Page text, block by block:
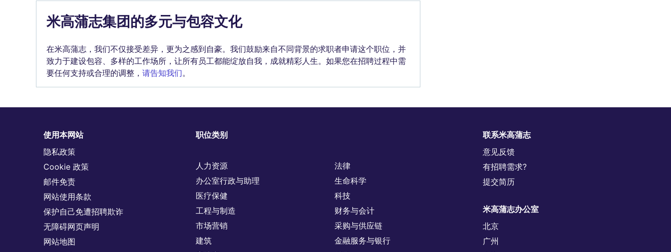
米高蒲志集团的多元与包容文化
在米高蒲志，我们不仅接受差异，更为之感到自豪。我们鼓励来自不同背景的求职者申请这个职位，并
致力于建设包容、多样的工作场所，让所有员工都能绽放自我，成就精彩人生。如果您在招聘过程中需
要任何支持或合理的调整， 请告知我们。
使用本网站
隐私政策
Cookie 政策
邮件免责
网站使用条款
保护自己免遭招聘欺诈
无障碍网页声明
网站地图
职位类别
人力资源
办公室行政与助理
医疗保健
工程与制造
市场营销
建筑
法律
生命科学
科技
财务与会计
采购与供应链
金融服务与银行
联系米高蒲志
意见反馈
有招聘需求?
提交简历
米高蒲志办公室
北京
广州